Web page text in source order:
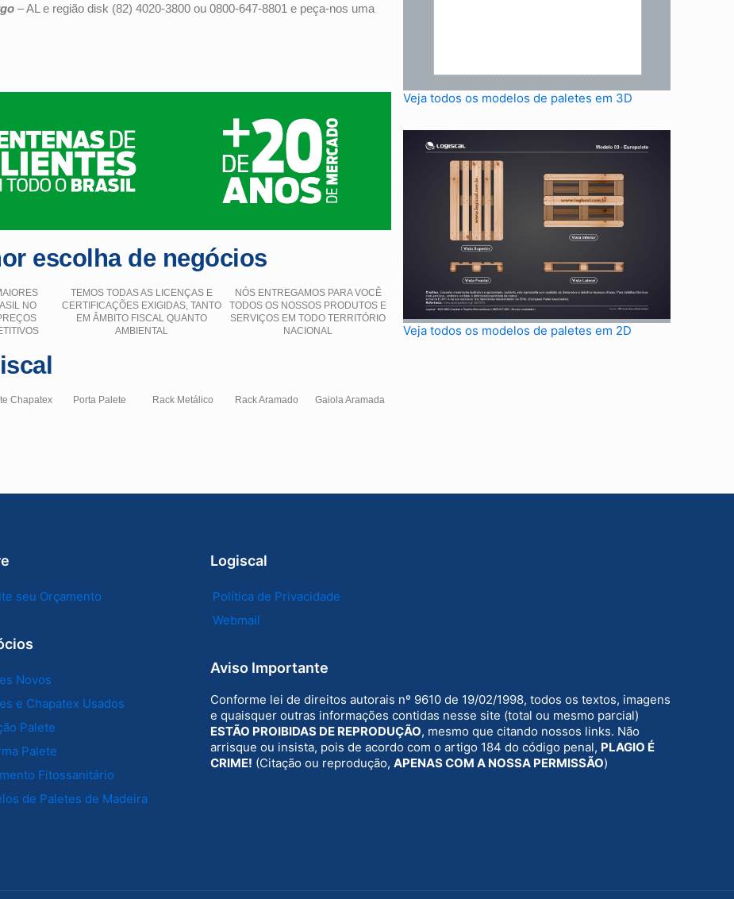
– AL e região disk (82) 4020-3800 ou 0800-647-8801 e peça-nos uma
escolha de negócios
NO
TEMOS TODAS AS LICENÇAS E
CERTIFICAÇÕES EXIGIDAS, TANTO
EM ÂMBITO FISCAL QUANTO
AMBIENTAL
NÓS ENTREGAMOS PARA VOCÊ
TODOS OS NOSSOS PRODUTOS E
SERVIÇOS EM TODO TERRITÓRIO
NACIONAL
Chapatex Porta Palete Rack Metálico Rack Aramado Gaiola Aramada
Veja todos os modelos de paletes em 3D
Veja todos os modelos de paletes em 2D
seu Orçamento
Novos
e Chapatex Usados
Palete
Palete
Fitossanitário
de Paletes de Madeira
Logiscal
Política de Privacidade
Webmail
Aviso Importante
Conforme lei de direitos autorais nº 9610 de 19/02/1998, todos os textos, imagens
e quaisquer outras informações contidas nesse site (total ou mesmo parcial)
ESTÃO PROIBIDAS DE REPRODUÇÃO, mesmo que citando nossos links. Não
arrisque ou insista, pois de acordo com o artigo 184 do código penal, PLAGIO É
CRIME! (Citação ou reprodução, APENAS COM A NOSSA PERMISSÃO)